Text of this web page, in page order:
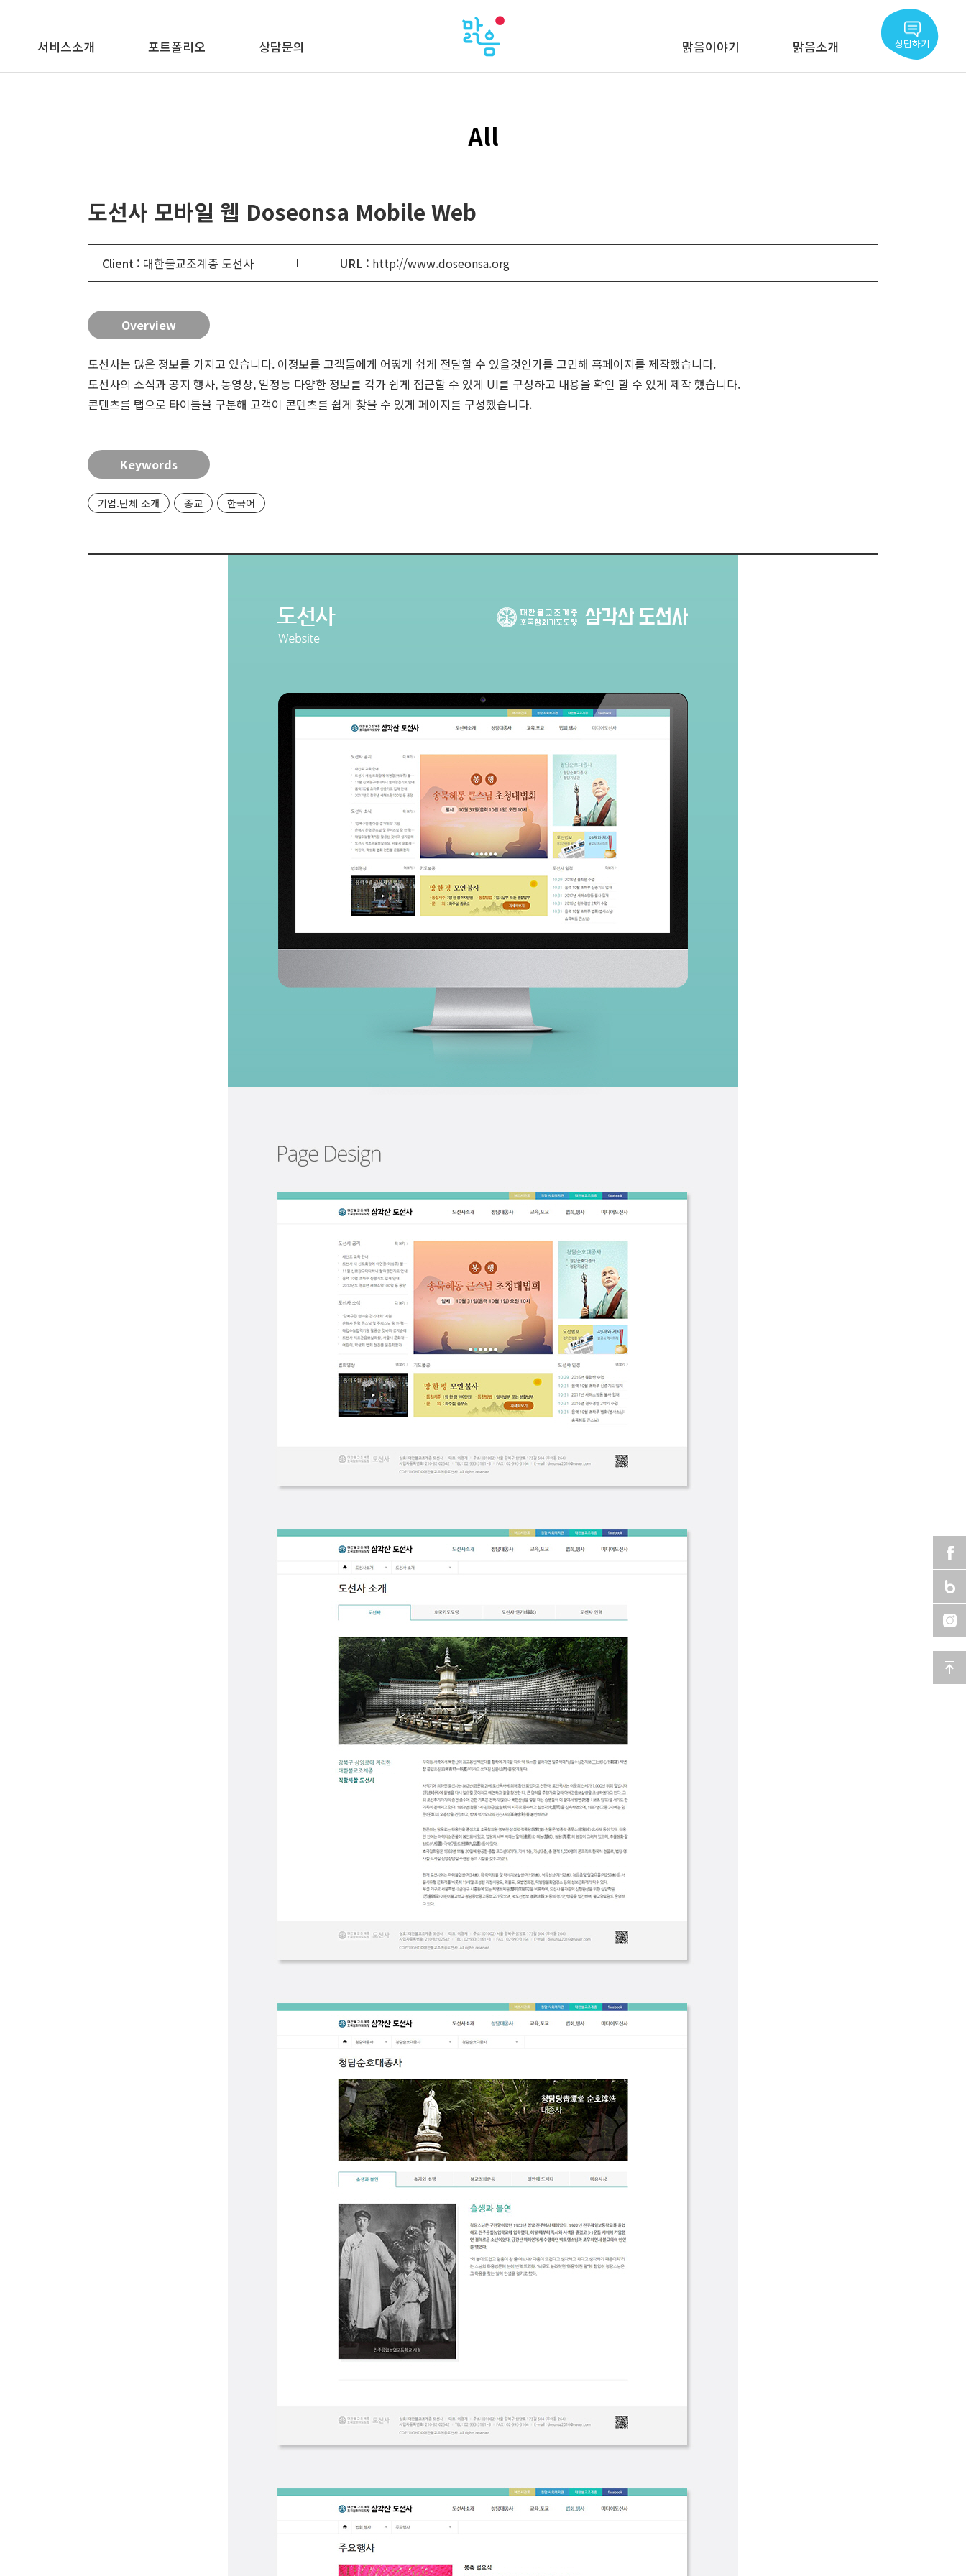
상담하기
서비스소개 포트폴리오 상담문의 맑음이야기 맑음소개
All
도선사 모바일 웹 Doseonsa Mobile Web
Client : 대한불교조계종 도선사 URL : http://www.doseonsa.org
Overview
도선사는 많은 정보를 가지고 있습니다. 이정보를 고객들에게 어떻게 쉽게 전달할 수 있을것인가를 고민해 홈페이지를 제작했습니다.
도선사의 소식과 공지 행사, 동영상, 일정등 다양한 정보를 각가 쉽게 접근할 수 있게 UI를 구성하고 내용을 확인 할 수 있게 제작 했습니다.
콘텐츠를 탭으로 타이틀을 구분해 고객이 콘텐츠를 쉽게 찾을 수 있게 페이지를 구성했습니다.
Keywords
기업.단체 소개 종교 한국어